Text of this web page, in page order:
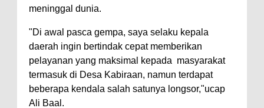
meninggal dunia.
"Di awal pasca gempa, saya selaku kepala
daerah ingin bertindak cepat memberikan
pelayanan yang maksimal kepada masyarakat
termasuk di Desa Kabiraan, namun terdapat
beberapa kendala salah satunya longsor,"ucap
Ali Baal.